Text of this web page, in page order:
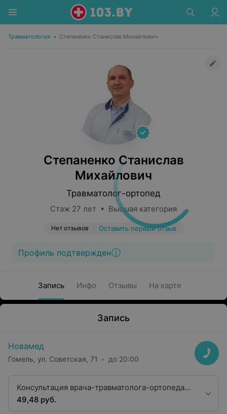
Травматология • Степаненко Станислав Михайлович
Степаненко Станислав
Михайлович
Травматолог-ортопед
Стаж 27 лет • Высшая категория
Нет отзывов Оставить первый отзыв
Профиль подтвержден
Запись Инфо Отзывы На карте
Запись
Новамед
Гомель, ул. Советская, 71 до 20:00
Консультация врача-травматолога-ортопеда
высшей квалификационной категории
49,48 руб.